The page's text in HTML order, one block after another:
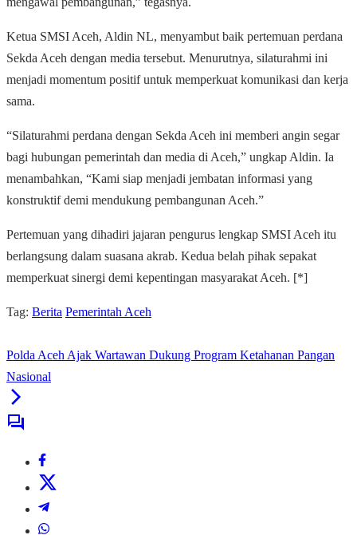
Ketua SMSI Aceh, Aldin NL, menyambut baik pertemuan perdana
Sekda Aceh dengan media tersebut. Menurutnya, silaturahmi ini
menjadi momentum positif untuk memperkuat komunikasi dan kerja
sama.
“Silaturahmi perdana dengan Sekda Aceh ini memberi angin segar
bagi hubungan pemerintah dan media di Aceh,” ungkap Aldin. Ia
menambahkan, “Kami siap menjadi jembatan informasi yang
konstruktif demi mendukung pembangunan Aceh.”
Pertemuan yang dihadiri jajaran pengurus lengkap SMSI Aceh itu
berlangsung dalam suasana akrab. Kedua belah pihak sepakat
memperkuat sinergi demi kepentingan masyarakat Aceh. [*]
Tag: Berita Pemerintah Aceh
Polda Aceh Ajak Wartawan Dukung Program Ketahanan Pangan
Nasional